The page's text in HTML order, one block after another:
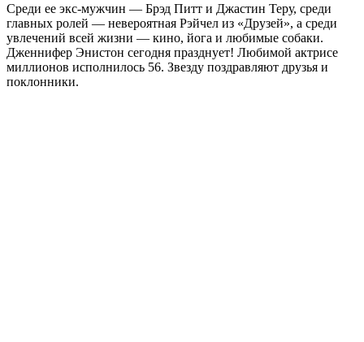
Среди ее экс-мужчин — Брэд Питт и Джастин Теру, среди
главных ролей — невероятная Рэйчел из «Друзей», а среди
увлечений всей жизни — кино, йога и любимые собаки.
Дженнифер Энистон сегодня празднует! Любимой актрисе
миллионов исполнилось 56. Звезду поздравляют друзья и
поклонники.